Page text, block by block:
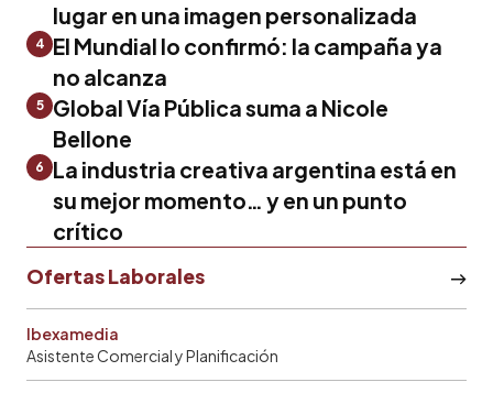
lugar en una imagen personalizada
4 El Mundial lo confirmó: la campaña ya
no alcanza
5
Global Vía Pública suma a Nicole
Bellone
6
La industria creativa argentina está en
su mejor momento… y en un punto
crítico
Ofertas Laborales
Ibexamedia
Asistente Comercial y Planificación